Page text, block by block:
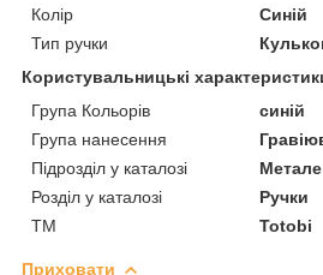
Колір
Синій
Тип ручки
Користувальницькі
Група Кольорів
синій
Група нанесення
Підрозділ у каталозі
Розділ у каталозі
Ручки
ТМ
Totobi
Приховати